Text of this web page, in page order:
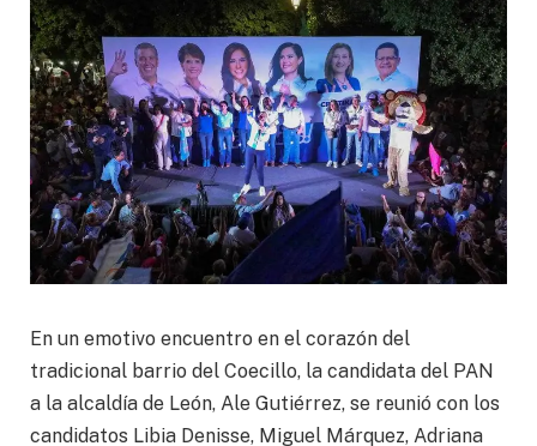
En un emotivo encuentro en el corazón del
tradicional barrio del Coecillo, la candidata del PAN
a la alcaldía de León, Ale Gutiérrez, se reunió con los
candidatos Libia Denisse, Miguel Márquez, Adriana